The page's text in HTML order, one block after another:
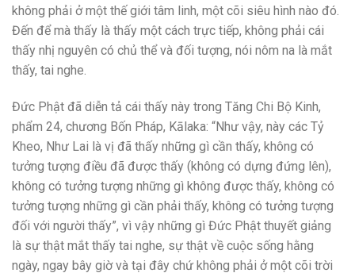
không phải ở một thế giới tâm linh, một cõi siêu hình nào đó.
Đến để mà thấy là thấy một cách trực tiếp, không phải cái
thấy nhị nguyên có chủ thể và đối tượng, nói nôm na là mắt
thấy, tai nghe.
Đức Phật đã diễn tả cái thấy này trong Tăng Chi Bộ Kinh,
phẩm 24, chương Bốn Pháp, Kālaka: “Như vậy, này các Tỷ
Kheo, Như Lai là vị đã thấy những gì cần thấy, không có
tưởng tượng điều đã được thấy (không có dựng đứng lên),
không có tưởng tượng những gì không được thấy, không có
tưởng tượng những gì cần phải thấy, không có tưởng tượng
đối với người thấy”, vì vậy những gì Đức Phật thuyết giảng
là sự thật mắt thấy tai nghe, sự thật về cuộc sống hằng
ngày, ngay bây giờ và tại đây chứ không phải ở một cõi trời